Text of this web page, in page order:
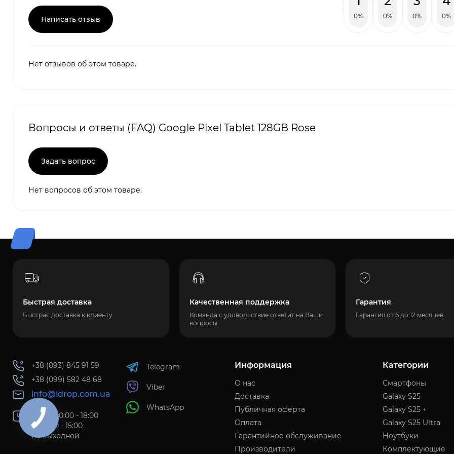
Написать отзыв 0% 0% 0% 0%
Нет отзывов об этом товаре.
Вопросы и ответы (FAQ) Google Pixel Tablet 128GB Rose
Задать вопрос
Нет вопросов об этом товаре.
Быстрая доставка
Быстрая доставка к клиенту
Качественная поддержка
Команда с удовольствие ответит на Ваши
вопросы
Гарантия
Гарантия от 6 до 12 месяцев
+38 (093) 845 91 59
+38 (099) 582 48 68
info@idrop.com.ua
Пн-Пт 10:00 - 18:00
Сб 11:00 - 15:00
Вс выходной
Telegram
Viber
WhatsApp
Информация
О нас
Доставка
Публичная оферта
Оплата
Гарантийное обслуживание
Производители
Категории
Смартфоны
Galaxy S25
Galaxy S25 +
Galaxy S25 Ultra
Ноутбуки
Комплектующие